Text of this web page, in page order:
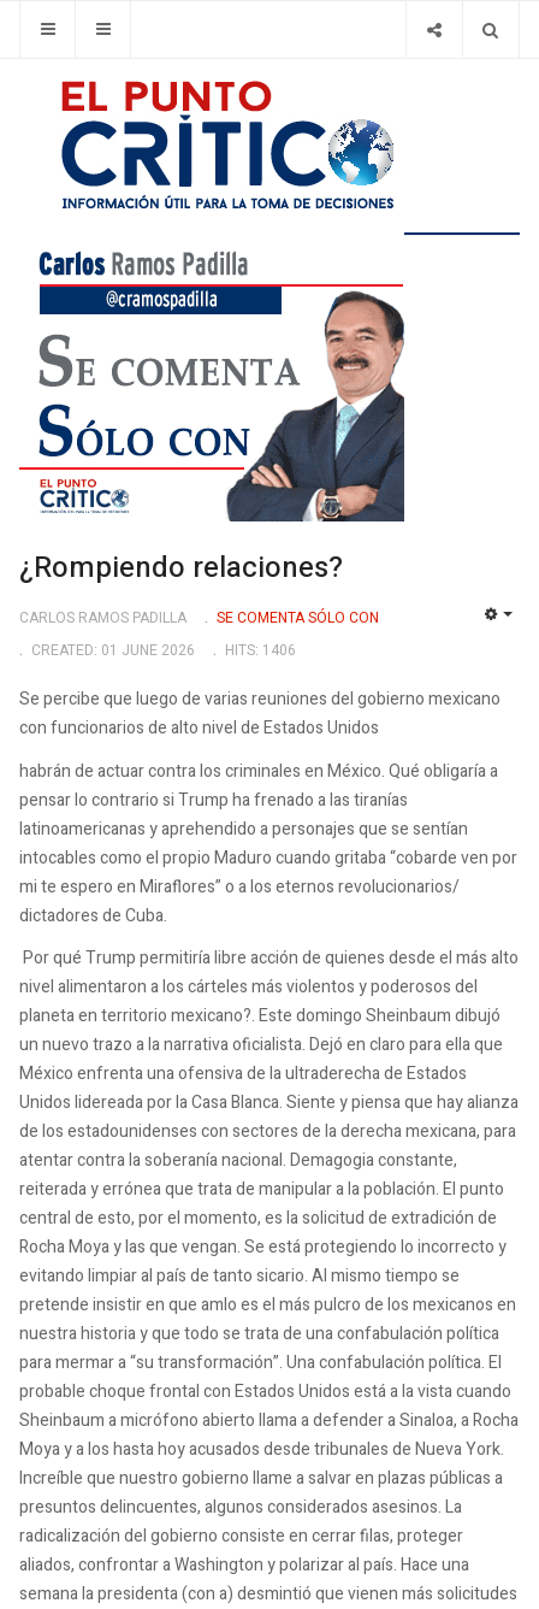
¿Rompiendo relaciones?
CARLOS RAMOS PADILLA
SE COMENTA SÓLO CON
CREATED: 01 JUNE 2026
HITS: 1406
Se percibe que luego de varias reuniones del gobierno mexicano
con funcionarios de alto nivel de Estados Unidos
habrán de actuar contra los criminales en México. Qué obligaría a
pensar lo contrario si Trump ha frenado a las tiranías
latinoamericanas y aprehendido a personajes que se sentían
intocables como el propio Maduro cuando gritaba “cobarde ven por
mi te espero en Miraflores” o a los eternos revolucionarios/
dictadores de Cuba.
Por qué Trump permitiría libre acción de quienes desde el más alto
nivel alimentaron a los cárteles más violentos y poderosos del
planeta en territorio mexicano?. Este domingo Sheinbaum dibujó
un nuevo trazo a la narrativa oficialista. Dejó en claro para ella que
México enfrenta una ofensiva de la ultraderecha de Estados
Unidos lidereada por la Casa Blanca. Siente y piensa que hay alianza
de los estadounidenses con sectores de la derecha mexicana, para
atentar contra la soberanía nacional. Demagogia constante,
reiterada y errónea que trata de manipular a la población. El punto
central de esto, por el momento, es la solicitud de extradición de
Rocha Moya y las que vengan. Se está protegiendo lo incorrecto y
evitando limpiar al país de tanto sicario. Al mismo tiempo se
pretende insistir en que amlo es el más pulcro de los mexicanos en
nuestra historia y que todo se trata de una confabulación política
para mermar a “su transformación”. Una confabulación política. El
probable choque frontal con Estados Unidos está a la vista cuando
Sheinbaum a micrófono abierto llama a defender a Sinaloa, a Rocha
Moya y a los hasta hoy acusados desde tribunales de Nueva York.
Increíble que nuestro gobierno llame a salvar en plazas públicas a
presuntos delincuentes, algunos considerados asesinos. La
radicalización del gobierno consiste en cerrar filas, proteger
aliados, confrontar a Washington y polarizar al país. Hace una
semana la presidenta (con a) desmintió que vienen más solicitudes